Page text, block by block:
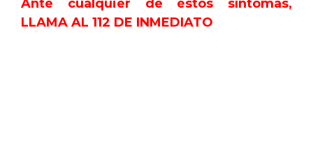
Ante cualquier de éstos síntomas,
LLAMA AL 112 DE INMEDIATO